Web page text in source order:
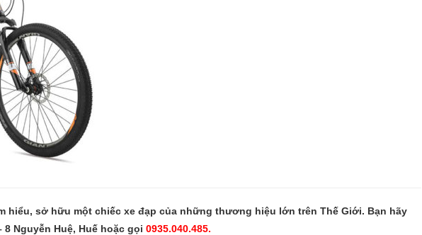
hiểu, sở hữu một chiếc xe đạp của những thương hiệu lớn trên Thế Giới. Bạn hãy
Nguyễn Huệ, Huế hoặc gọi 0935.040.485.